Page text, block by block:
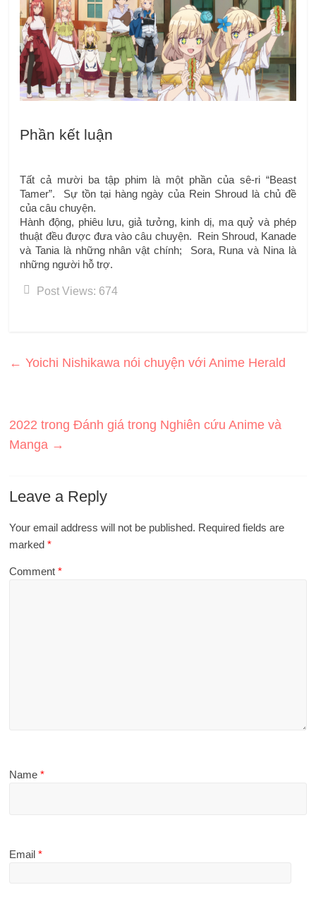
Phần kết luận
Tất cả mười ba tập phim là một phần của sê-ri “Beast
Tamer”.  Sự tồn tại hàng ngày của Rein Shroud là chủ đề
của câu chuyện.
Hành động, phiêu lưu, giả tưởng, kinh dị, ma quỷ và phép
thuật đều được đưa vào câu chuyện.  Rein Shroud, Kanade
và Tania là những nhân vật chính;  Sora, Runa và Nina là
những người hỗ trợ.
Post Views: 674
← Yoichi Nishikawa nói chuyện với Anime Herald
2022 trong Đánh giá trong Nghiên cứu Anime và
Manga →
Leave a Reply
Your email address will not be published. Required fields are
marked*
Comment*
Name*
Email*